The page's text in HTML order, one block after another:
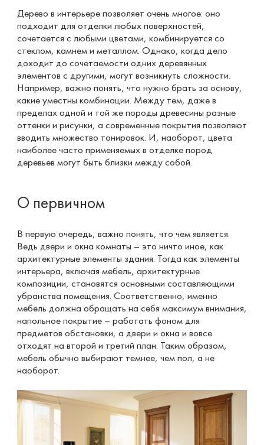
Дерево в интерьере позволяет очень многое: оно
подходит для отделки любых поверхностей,
сочетается с любыми цветами, комбинируется со
стеклом, камнем и металлом. Однако, когда дело
доходит до сочетаемости одних деревянных
элементов с другими, могут возникнуть сложности.
Например, важно понять, что нужно брать за основу,
какие уместны комбинации. Между тем, даже в
пределах одной и той же породы древесины разные
оттенки и рисунки, а современные покрытия позволяют
вводить множество тонировок. И, наоборот, цвета
наиболее часто применяемых в отделке пород
деревьев могут быть близки между собой.
О первичном
В первую очередь, важно понять, что чем является.
Ведь двери и окна комнаты – это ничто иное, как
архитектурные элементы здания. Тогда как элементы
интерьера, включая мебель, архитектурные
композиции, становятся основными составляющими
убранства помещения. Соответственно, именно
мебель должна обращать на себя максимум внимания,
напольное покрытие – работать фоном для
предметов обстановки, а двери и окна и вовсе
отходят на второй и третий план. Таким образом,
мебель обычно выбирают темнее, чем пол, а не
наоборот.